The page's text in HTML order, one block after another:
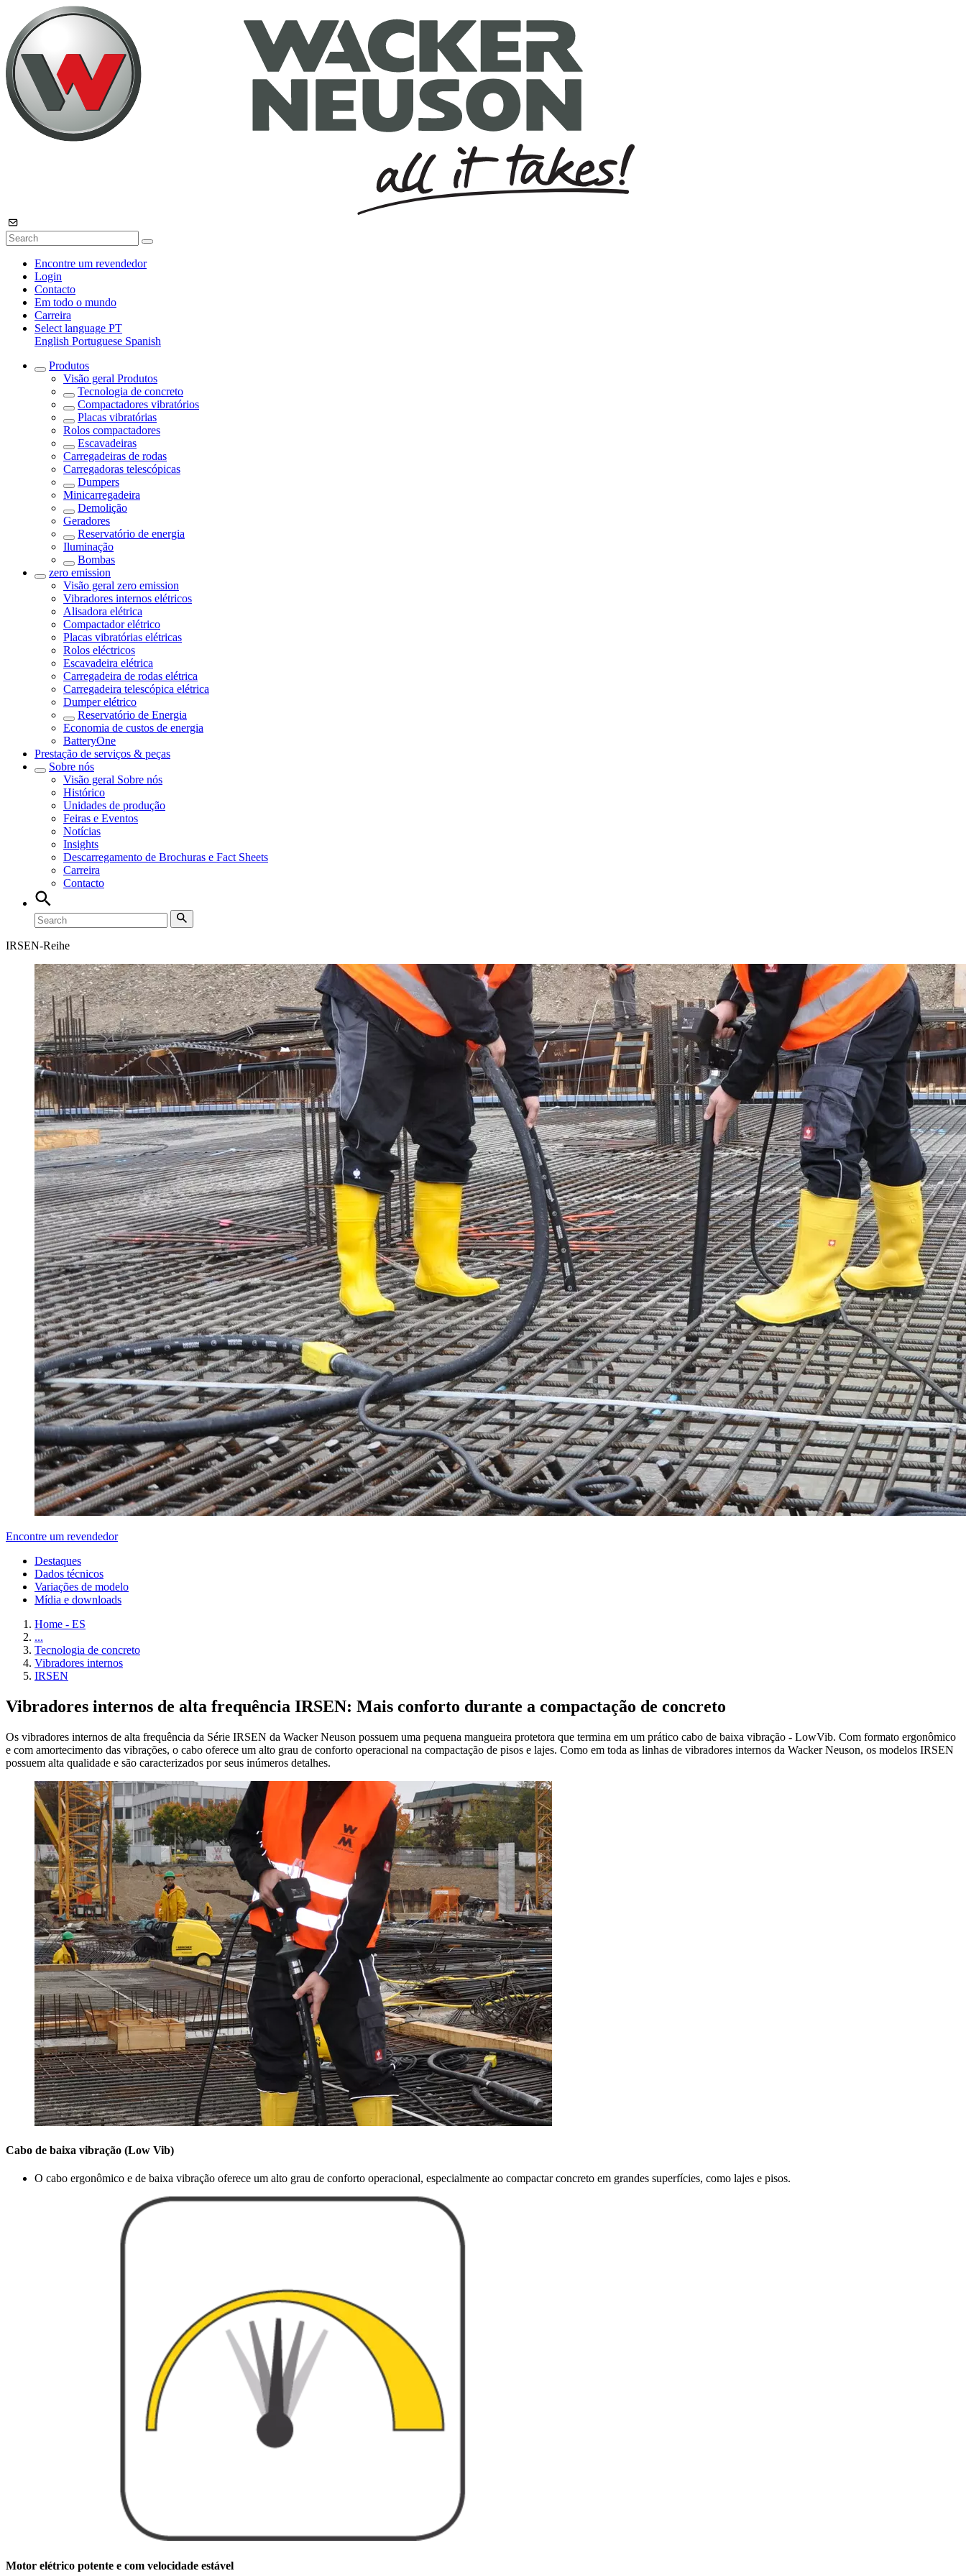
Encontre um revendedor
Login
Contacto
Em todo o mundo
Carreira
Select language PT
English Portuguese Spanish
Produtos
Visão geral Produtos
Tecnologia de concreto
Compactadores vibratórios
Placas vibratórias
Rolos compactadores
Escavadeiras
Carregadeiras de rodas
Carregadoras telescópicas
Dumpers
Minicarregadeira
Demolição
Geradores
Reservatório de energia
Iluminação
Bombas
zero emission
Visão geral zero emission
Vibradores internos elétricos
Alisadora elétrica
Compactador elétrico
Placas vibratórias elétricas
Rolos eléctricos
Escavadeira elétrica
Carregadeira de rodas elétrica
Carregadeira telescópica elétrica
Dumper elétrico
Reservatório de Energia
Economia de custos de energia
BatteryOne
Prestação de serviços & peças
Sobre nós
Visão geral Sobre nós
Histórico
Unidades de produção
Feiras e Eventos
Notícias
Insights
Descarregamento de Brochuras e Fact Sheets
Carreira
Contacto
IRSEN-Reihe
Encontre um revendedor
Destaques
Dados técnicos
Variações de modelo
Mídia e downloads
Home - ES
...
Tecnologia de concreto
Vibradores internos
IRSEN
Vibradores internos de alta frequência IRSEN: Mais conforto durante a compactação de concreto
Os vibradores internos de alta frequência da Série IRSEN da Wacker Neuson possuem uma pequena mangueira protetora que termina em um prático cabo de baixa vibração - LowVib. Com formato ergonômico
e com amortecimento das vibrações, o cabo oferece um alto grau de conforto operacional na compactação de pisos e lajes. Como em toda as linhas de vibradores internos da Wacker Neuson, os modelos IRSEN
possuem alta qualidade e são caracterizados por seus inúmeros detalhes.
Cabo de baixa vibração (Low Vib)
O cabo ergonômico e de baixa vibração oferece um alto grau de conforto operacional, especialmente ao compactar concreto em grandes superfícies, como lajes e pisos.
Motor elétrico potente e com velocidade estável